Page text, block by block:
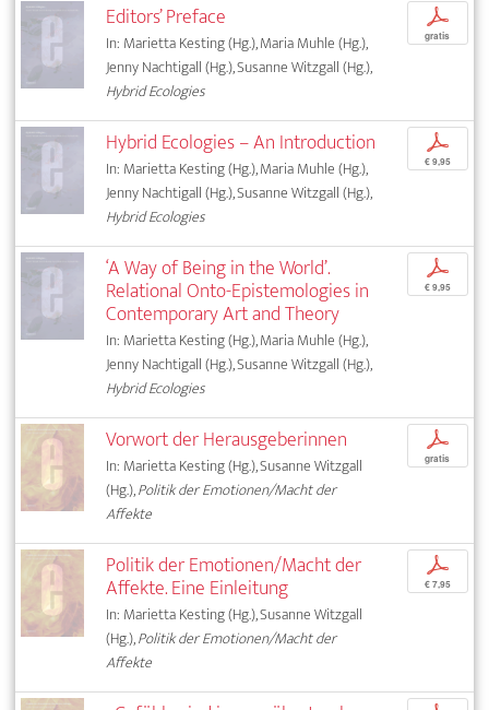
Editors’ Preface
In: Marietta Kesting (Hg.), Maria Muhle (Hg.),
Jenny Nachtigall (Hg.), Susanne Witzgall (Hg.),
Hybrid Ecologies
p
gratis
Hybrid Ecologies – An Introduction
In: Marietta Kesting (Hg.), Maria Muhle (Hg.),
Jenny Nachtigall (Hg.), Susanne Witzgall (Hg.),
Hybrid Ecologies
p
€ 9,95
‘A Way of Being in the World’.
Relational Onto-Epistemologies in
Contemporary Art and Theory
In: Marietta Kesting (Hg.), Maria Muhle (Hg.),
Jenny Nachtigall (Hg.), Susanne Witzgall (Hg.),
Hybrid Ecologies
p
€ 9,95
Vorwort der Herausgeberinnen
In: Marietta Kesting (Hg.), Susanne Witzgall
(Hg.),Politik der Emotionen/Macht der
Affekte
p
gratis
Politik der Emotionen/Macht der
Affekte. Eine Einleitung
In: Marietta Kesting (Hg.), Susanne Witzgall
(Hg.),Politik der Emotionen/Macht der
Affekte
p
€ 7,95